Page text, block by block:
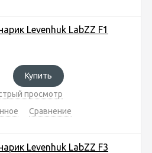
Levenhuk LabZZ F1
Купить
просмотр
Сравнение
Levenhuk LabZZ F3